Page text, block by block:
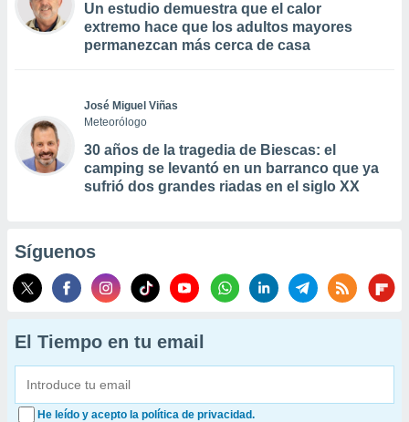
Un estudio demuestra que el calor
extremo hace que los adultos mayores
permanezcan más cerca de casa
José Miguel Viñas
Meteorólogo
30 años de la tragedia de Biescas: el
camping se levantó en un barranco que ya
sufrió dos grandes riadas en el siglo XX
Síguenos
El Tiempo en tu email
He leído y acepto la política de privacidad.